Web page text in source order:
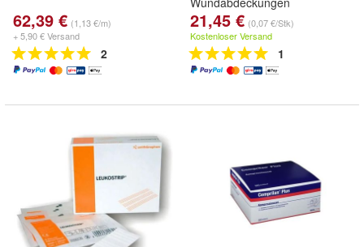
62,39 € (1,13 €/m)
+ 5,90 € Versand
2
21,45 € (0,07 €/Stk)
Kostenloser Versand
1